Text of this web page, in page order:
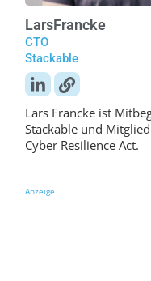
LarsFrancke
CTO
Stackable
Lars Francke ist
Stackable und
Cyber Resilience Act.
Anzeige